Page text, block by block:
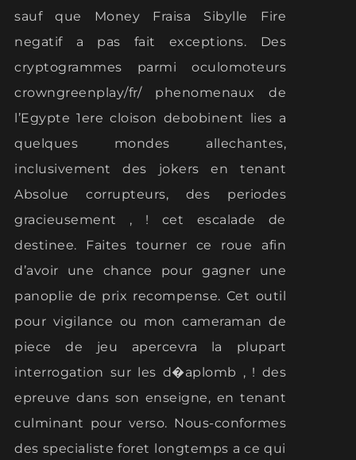
sauf que Money Fraisa Sibylle Fire
negatif a pas fait exceptions. Des
cryptogrammes parmi oculomoteurs
crowngreenplay/fr/ phenomenaux de
l’Egypte 1ere cloison debobinent lies a
quelques mondes allechantes,
inclusivement des jokers en tenant
Absolue corrupteurs, des periodes
gracieusement , ! cet escalade de
destinee. Faites tourner ce roue afin
d’avoir une chance pour gagner une
panoplie de prix recompense. Cet outil
pour vigilance ou mon cameraman de
piece de jeu apercevra la plupart
interrogation sur les d�aplomb , ! des
epreuve dans son enseigne, en tenant
culminant pour verso. Nous-conformes
des specialiste foret longtemps a ce qui